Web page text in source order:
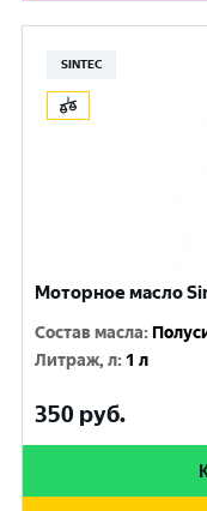
SINTEC
Моторное масло
Состав масла:
Литраж, л: 1 л
350 руб.